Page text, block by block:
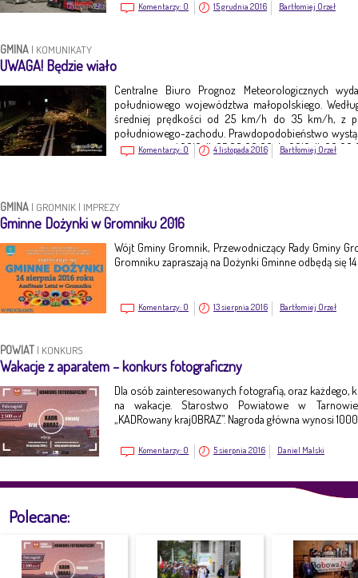
Komentarzy: 0 15 grudnia 2016 Bartłomiej Orzeł
GMINA | KOMUNIKATY
UWAGA! Będzie wiało
Centralne Biuro Prognoz Meteorologicznych
południowego województwa małopolskiego.
średniej prędkości od 25 km/h do 35 km/h, z
południowego-zachodu. Prawdopodobieństwo
jest ważne o d 2016-11-05 08:00:00 do 2016-11-06
Komentarzy: 0 4 listopada 2016 Bartłomiej Orzeł
GMINA | GROMNIK | IMPREZY
Gminne Dożynki w Gromniku 2016
Wójt Gminy Gromnik, Przewodniczący Rady Gminy
Gromniku zapraszają na Dożynki Gminne odbędą się
Komentarzy: 0 13 sierpnia 2016 Bartłomiej Orzeł
POWIAT | KONKURS
Wakacje z aparatem – konkurs fotograficzny
Dla osób zainteresowanych fotografią, oraz każdego,
na wakacje. Starostwo Powiatowe w
„KADRowany krajOBRAZ”. Nagroda główna wynosi 1000
Komentarzy: 0 5 sierpnia 2016 Daniel Malski
Polecane: